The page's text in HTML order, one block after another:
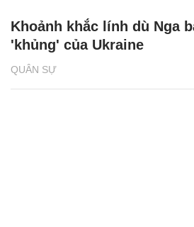
QUÂN SỰ
Khoảnh khắc lính dù Nga
'khủng' của Ukraine